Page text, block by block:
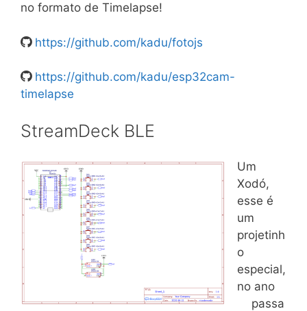
no formato de Timelapse!
https://github.com/kadu/fotojs
https://github.com/kadu/esp32cam-
timelapse
StreamDeck BLE
Um
Xodó,
esse é
um
projetinh
o
especial,
no ano
passa